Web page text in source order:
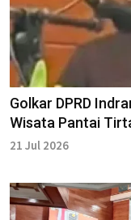
Golkar DPRD
Wisata Pantai
21 Jul 2026